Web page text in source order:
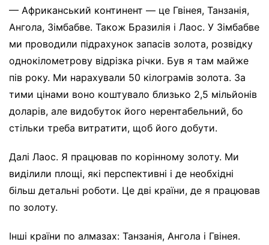
— Африканський континент — це Гвінея, Танзанія,
Ангола, Зімбабве. Також Бразилія і Лаос. У Зімбабве
ми проводили підрахунок запасів золота, розвідку
однокілометрову відрізка річки. Був я там майже
пів року. Ми нарахували 50 кілограмів золота. За
тими цінами воно коштувало близько 2,5 мільйонів
доларів, але видобуток його нерентабельний, бо
стільки треба витратити, щоб його добути.
Далі Лаос. Я працював по корінному золоту. Ми
виділили площі, які перспективні і де необхідні
більш детальні роботи. Це дві країни, де я працював
по золоту.
Інші країни по алмазах: Танзанія, Ангола і Гвінея.